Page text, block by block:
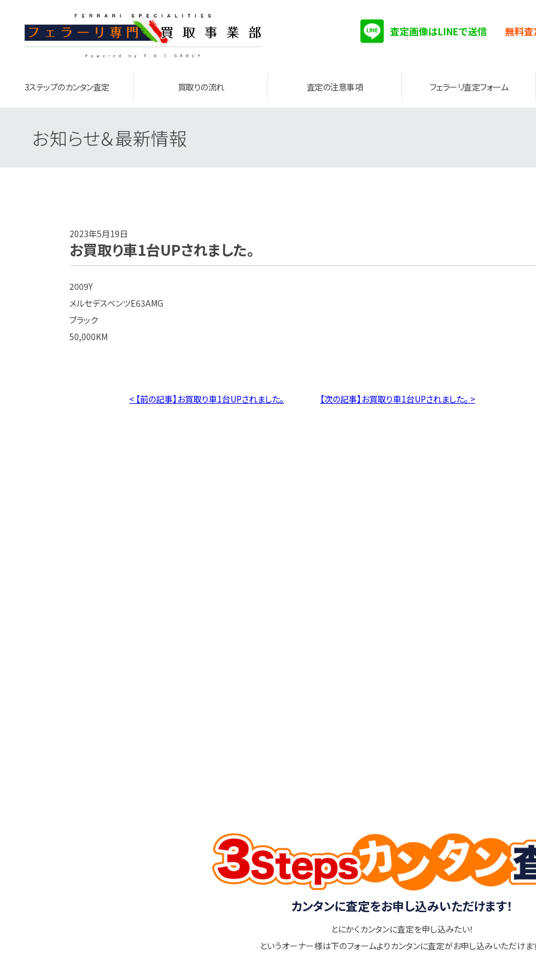
査定画像はLINEで送信 無料査
3ステップのカンタン査定 買取りの流れ 査定の注意事項 フェラーリ査定フォーム
お知らせ＆最新情報
2023年5月19日
お買取り車1台UPされました。
2009Y
メルセデスベンツE63AMG
ブラック
50,000KM
< 【前の記事】お買取り車1台UPされました。 【次の記事】お買取り車1台UPされました。 >
カンタンに査定をお申し込みいただけます！
とにかくカンタンに査定を申し込みたい！
というオーナー様は下のフォームよりカンタンに査定がお申し込みいただけま